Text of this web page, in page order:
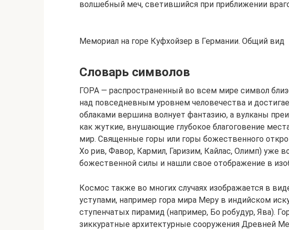
волшебный меч, светившийся при приближении
Мемориал на горе Куфхойзер в Германии. Общий вид
Словарь символов
ГОРА — распространенный во всем мире символ
над повседневным уровнем человечества и
облаками вершина волнует фантазию, а вулканы
как жуткие, внушающие глубокое благоговение
мир. Священные горы или горы божественного
Хо рив, Фавор, Кармил, Гаризим, Кайлас, Олимп) уже
божественной силы и нашли свое отображение в
Космос также во многих случаях изображается в
уступами, например гора мира Меру в индийском
ступенчатых пирамид (например, Бо робудур, Ява).
зиккуратные архитектурные сооружения Древней